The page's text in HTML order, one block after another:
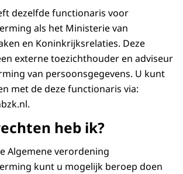
dezelfde functionaris voor
als het Ministerie van
en Koninkrijksrelaties. Deze
externe toezichthouder en adviseur
van persoonsgegevens. U kunt
met de deze functionaris via:
heb ik?
Algemene verordening
kunt u mogelijk beroep doen